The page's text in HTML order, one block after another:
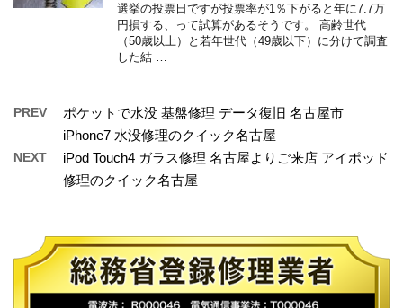
選挙の投票日ですが投票率が1％下がると年に7.7万
円損する、って試算があるそうです。 高齢世代
（50歳以上）と若年世代（49歳以下）に分けて調査
した結 …
PREV
ポケットで水没 基盤修理 データ復旧 名古屋市
iPhone7 水没修理のクイック名古屋
NEXT
iPod Touch4 ガラス修理 名古屋よりご来店 アイポッド
修理のクイック名古屋